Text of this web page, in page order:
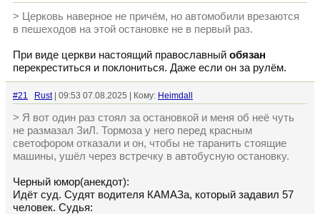
> Церковь наверное не причём, но автомобили врезаются
в пешеходов на этой остановке не в первый раз.
При виде церкви настоящий православный обязан
перекреститься и поклониться. Даже если он за рулём.
#21 Rust| 09:53 07.08.2025 | Кому: Heimdall
> Я вот один раз стоял за остановкой и меня об неё чуть
не размазал ЗиЛ. Тормоза у него перед красным
светофором отказали и он, чтобы не таранить стоящие
машины, ушёл через встречку в автобусную остановку.
Черный юмор(анекдот):
Идёт суд. Судят водителя КАМАЗа, который задавил 57
человек. Судья: